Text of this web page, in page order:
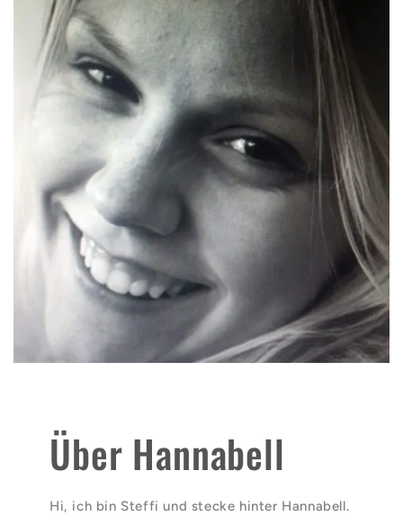
Über Hannabell
Hi, ich bin Steffi und stecke hinter Hannabell.